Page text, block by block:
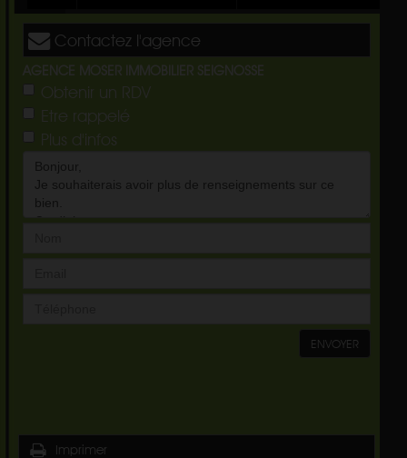
Contactez l'agence
AGENCE MOSER IMMOBILIER SEIGNOSSE
Obtenir un RDV
Etre rappelé
Plus d'infos
ENVOYER
Imprimer